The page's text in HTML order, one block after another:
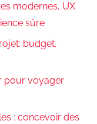
modernes, UX
sûre
budget,
pour voyager
: concevoir des